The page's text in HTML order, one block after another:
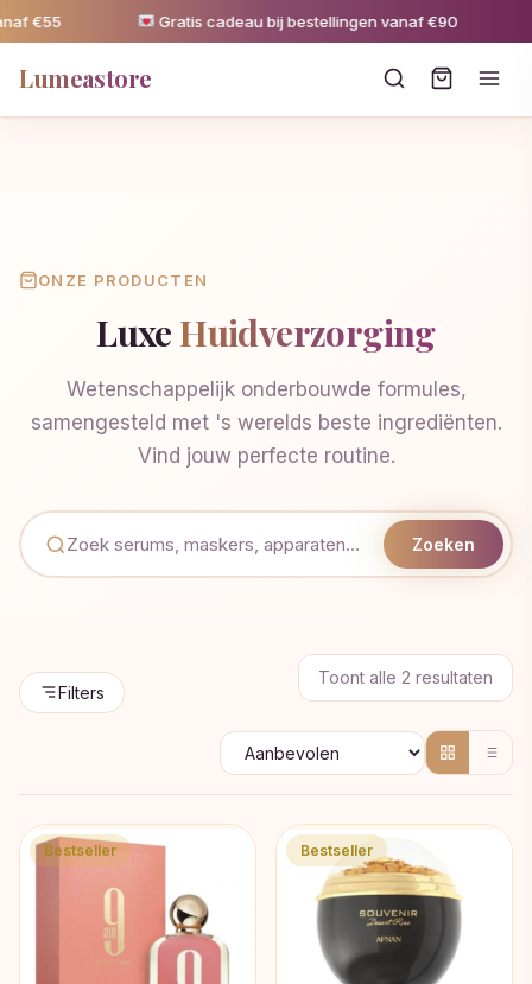
€55 Gratis cadeau bij bestellingen vanaf €90
Lumeastore
ONZE PRODUCTEN
LuxeHuidverzorging
Wetenschappelijk onderbouwde formules,
samengesteld met 's werelds beste ingrediënten.
Vind jouw perfecte routine.
Zoeken
Filters
Toont alle 2 resultaten
op
Bestseller Bestseller